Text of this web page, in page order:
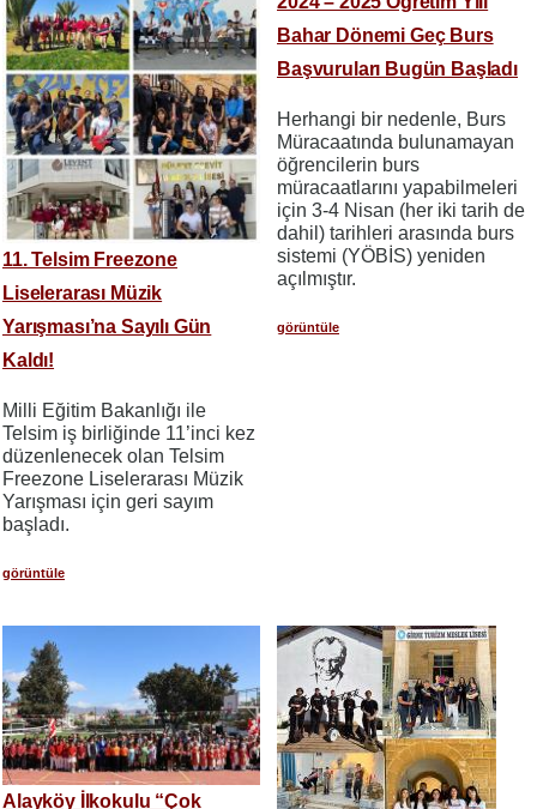
11. Telsim Freezone
Liselerarası Müzik
Yarışması’na Sayılı Gün
Kaldı!
​​​​​​​Milli Eğitim Bakanlığı ile
Telsim iş birliğinde 11’inci kez
düzenlenecek olan Telsim
Freezone Liselerarası Müzik
Yarışması için geri sayım
başladı.
görüntüle
Bahar Dönemi Geç Burs
Başvuruları Bugün Başladı
Herhangi bir nedenle, Burs
Müracaatında bulunamayan
öğrencilerin burs
müracaatlarını yapabilmeleri
için 3-4 Nisan (her iki tarih de
dahil) tarihleri arasında burs
sistemi (YÖBİS) yeniden
açılmıştır.
görüntüle
Alayköy İlkokulu “Çok